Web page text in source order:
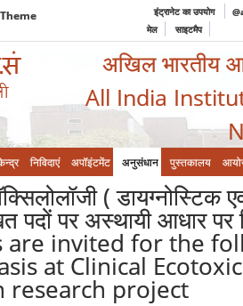
इंट्रानेट का उपयोग
मेल
साइटमैप
अखिल भारतीय
All India
निविदाएं अपॉइंटमेंट अनुसंधान पुस्तकालय
( डायग्नोस्टिक
पदों पर अस्थायी आधार
are invited for the
at Clinical
research project